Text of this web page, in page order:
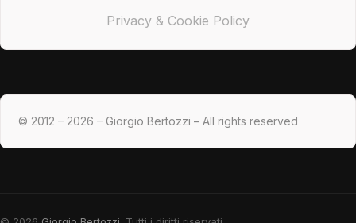
Privacy & Cookie Policy
© 2012 – 2026 – Giorgio Bertozzi – All rights reserved